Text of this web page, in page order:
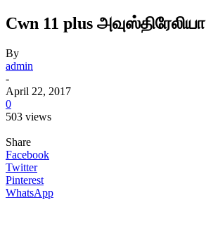
Cwn 11 plus அவுஸ்திரேலியா
By
admin
-
April 22, 2017
0
503 views
Share
Facebook
Twitter
Pinterest
WhatsApp